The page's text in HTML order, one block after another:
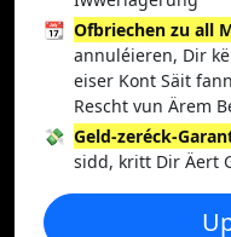
📆 Ofbriechen zu all
annuléieren, Dir
eiser Kont Säit
Rescht vun Ärem
💸 Geld-zeréck-
sidd, kritt Dir Äert